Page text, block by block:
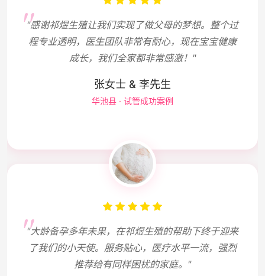
"感谢祁煜生殖让我们实现了做父母的梦想。整个过
程专业透明，医生团队非常有耐心，现在宝宝健康
成长，我们全家都非常感激！"
张女士 & 李先生
华池县 · 试管成功案例
"大龄备孕多年未果，在祁煜生殖的帮助下终于迎来
了我们的小天使。服务贴心，医疗水平一流，强烈
推荐给有同样困扰的家庭。"